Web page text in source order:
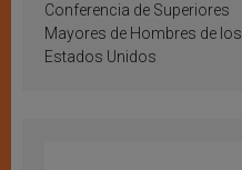
Conferencia de Superiores
Mayores de Hombres de los
Estados Unidos